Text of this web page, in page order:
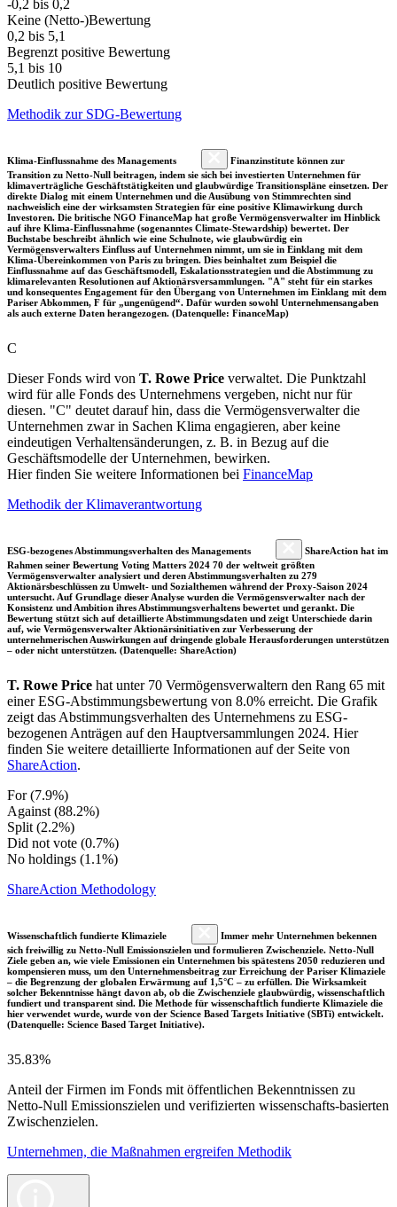
-0,2 bis 0,2
Keine (Netto-)Bewertung
0,2 bis 5,1
Begrenzt positive Bewertung
5,1 bis 10
Deutlich positive Bewertung
Methodik zur SDG-Bewertung
Klima-Einflussnahme des Managements
Finanzinstitute können zur
Transition zu Netto-Null beitragen, indem sie sich bei investierten Unternehmen für
klimaverträgliche Geschäftstätigkeiten und glaubwürdige Transitionspläne einsetzen. Der
direkte Dialog mit einem Unternehmen und die Ausübung von Stimmrechten sind
nachweislich eine der wirksamsten Strategien für eine positive Klimawirkung durch
Investoren. Die britische NGO FinanceMap hat große Vermögensverwalter im Hinblick
auf ihre Klima-Einflussnahme (sogenanntes Climate-Stewardship) bewertet. Der
Buchstabe beschreibt ähnlich wie eine Schulnote, wie glaubwürdig ein
Vermögensverwalters Einfluss auf Unternehmen nimmt, um sie in Einklang mit dem
Klima-Übereinkommen von Paris zu bringen. Dies beinhaltet zum Beispiel die
Einflussnahme auf das Geschäftsmodell, Eskalationsstrategien und die Abstimmung zu
klimarelevanten Resolutionen auf Aktionärsversammlungen. "A" steht für ein starkes
und konsequentes Engagement für den Übergang von Unternehmen im Einklang mit dem
Pariser Abkommen, F für „ungenügend“. Dafür wurden sowohl Unternehmensangaben
als auch externe Daten herangezogen. (Datenquelle: FinanceMap)
C
Dieser Fonds wird von T. Rowe Price verwaltet. Die Punktzahl
wird für alle Fonds des Unternehmens vergeben, nicht nur für
diesen. "C" deutet darauf hin, dass die Vermögensverwalter die
Unternehmen zwar in Sachen Klima engagieren, aber keine
eindeutigen Verhaltensänderungen, z. B. in Bezug auf die
Geschäftsmodelle der Unternehmen, bewirken.
Hier finden Sie weitere Informationen bei FinanceMap
Methodik der Klimaverantwortung
ESG-bezogenes Abstimmungsverhalten des Managements
ShareAction hat im
Rahmen seiner Bewertung Voting Matters 2024 70 der weltweit größten
Vermögensverwalter analysiert und deren Abstimmungsverhalten zu 279
Aktionärsbeschlüssen zu Umwelt- und Sozialthemen während der Proxy-Saison 2024
untersucht. Auf Grundlage dieser Analyse wurden die Vermögensverwalter nach der
Konsistenz und Ambition ihres Abstimmungsverhaltens bewertet und gerankt. Die
Bewertung stützt sich auf detaillierte Abstimmungsdaten und zeigt Unterschiede darin
auf, wie Vermögensverwalter Aktionärsinitiativen zur Verbesserung der
unternehmerischen Auswirkungen auf dringende globale Herausforderungen unterstützen
– oder nicht unterstützen. (Datenquelle: ShareAction)
T. Rowe Price hat unter 70 Vermögensverwaltern den Rang 65 mit
einer ESG-Abstimmungsbewertung von 8.0% erreicht. Die Grafik
zeigt das Abstimmungsverhalten des Unternehmens zu ESG-
bezogenen Anträgen auf den Hauptversammlungen 2024. Hier
finden Sie weitere detaillierte Informationen auf der Seite von
ShareAction.
For (7.9%)
Against (88.2%)
Split (2.2%)
Did not vote (0.7%)
No holdings (1.1%)
ShareAction Methodology
Wissenschaftlich fundierte Klimaziele
Immer mehr Unternehmen bekennen
sich freiwillig zu Netto-Null Emissionszielen und formulieren Zwischenziele. Netto-Null
Ziele geben an, wie viele Emissionen ein Unternehmen bis spätestens 2050 reduzieren und
kompensieren muss, um den Unternehmensbeitrag zur Erreichung der Pariser Klimaziele
– die Begrenzung der globalen Erwärmung auf 1,5°C – zu erfüllen. Die Wirksamkeit
solcher Bekenntnisse hängt davon ab, ob die Zwischenziele glaubwürdig, wissenschaftlich
fundiert und transparent sind. Die Methode für wissenschaftlich fundierte Klimaziele die
hier verwendet wurde, wurde von der Science Based Targets Initiative (SBTi) entwickelt.
(Datenquelle: Science Based Target Initiative).
35.83%
Anteil der Firmen im Fonds mit öffentlichen Bekenntnissen zu
Netto-Null Emissionszielen und verifizierten wissenschafts-basierten
Zwischenzielen.
Unternehmen, die Maßnahmen ergreifen Methodik